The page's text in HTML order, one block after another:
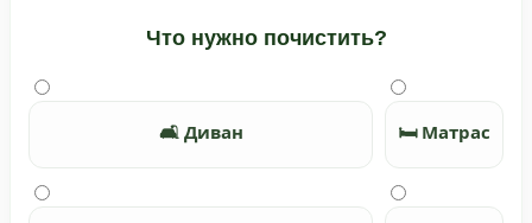
Что нужно почистить?
🛋️ Диван 🛏️ Матрас